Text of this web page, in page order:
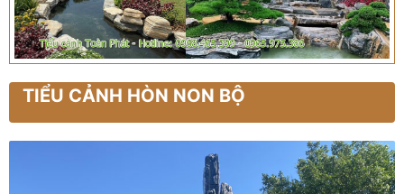
TIỂU CẢNH HÒN NON BỘ